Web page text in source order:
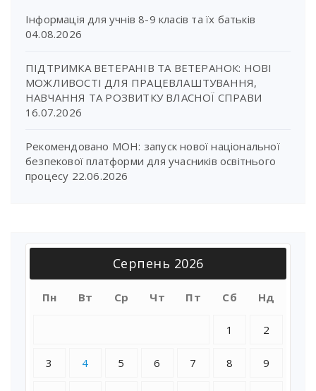
Інформація для учнів 8-9 класів та їх батьків
04.08.2026
ПІДТРИМКА ВЕТЕРАНІВ ТА ВЕТЕРАНОК: НОВІ
МОЖЛИВОСТІ ДЛЯ ПРАЦЕВЛАШТУВАННЯ,
НАВЧАННЯ ТА РОЗВИТКУ ВЛАСНОЇ СПРАВИ
16.07.2026
Рекомендовано МОН: запуск нової національної
безпекової платформи для учасників освітнього
процесу 22.06.2026
Серпень 2026
Пн Вт Ср Чт Пт Сб Нд
1 2
3 4 5 6 7 8 9